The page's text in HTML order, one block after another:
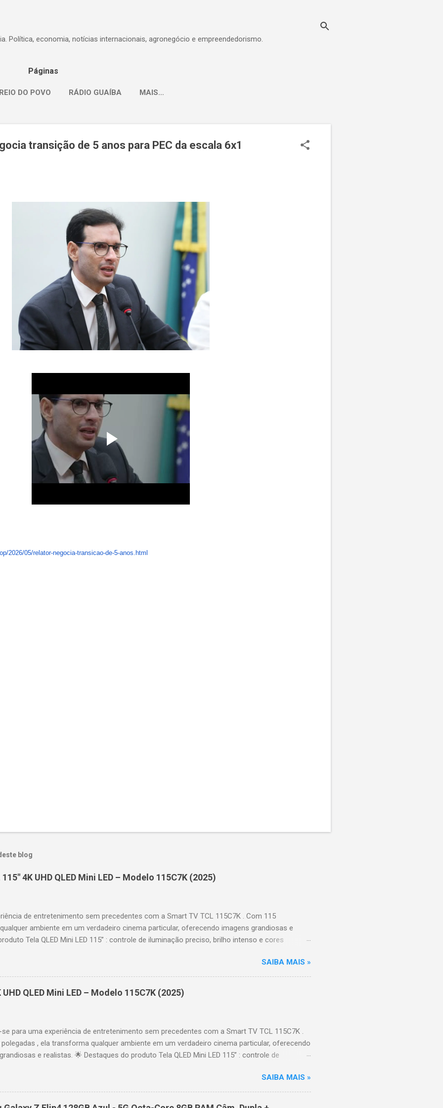
Política, economia, notícias internacionais, agronegócio e empreendedorismo.
Páginas
DO POVO RÁDIO GUAÍBA MAIS…
transição de 5 anos para PEC da escala 6x1
2026/05/relator-negocia-transicao-de-5-anos.html
blog
4K UHD QLED Mini LED – Modelo 115C7K (2025)
de entretenimento sem precedentes com a Smart TV TCL 115C7K . Com 115
ambiente em um verdadeiro cinema particular, oferecendo imagens grandiosas e
Tela QLED Mini LED 115” : controle de iluminação preciso, brilho intenso e cores
imagens e movimentos fluidos. Taxa de atualização nativa de 144Hz (até 240Hz com DLG) :
garantindo fluidez e resposta imediata. Google TV integrado : interface intuitiva,
e acesso a aplicativos como YouTube, Netflix, Disney+, Prime Video, HBO Max e muito
de voz para facilitar sua navegação. 📐 Design e dimensões Largura: 256,6 cm |
44,5 cm Peso: 99,8 kg (229,3 kg com embalagem) Estrutura imponen...
SAIBA MAIS »
QLED Mini LED – Modelo 115C7K (2025)
se para uma experiência de entretenimento sem precedentes com a Smart TV TCL 115C7K .
, ela transforma qualquer ambiente em um verdadeiro cinema particular, oferecendo
e realistas. 🌟 Destaques do produto Tela QLED Mini LED 115” : controle de
profundo em cada cena. Processador AiPQ : desempenho otimizado para imagens e
fluidos. Taxa de atualização nativa de 144Hz (até 240Hz com DLG) : ideal para esportes e
fluidez e resposta imediata. Google TV integrado : interface intuitiva, recomendações
SAIBA MAIS »